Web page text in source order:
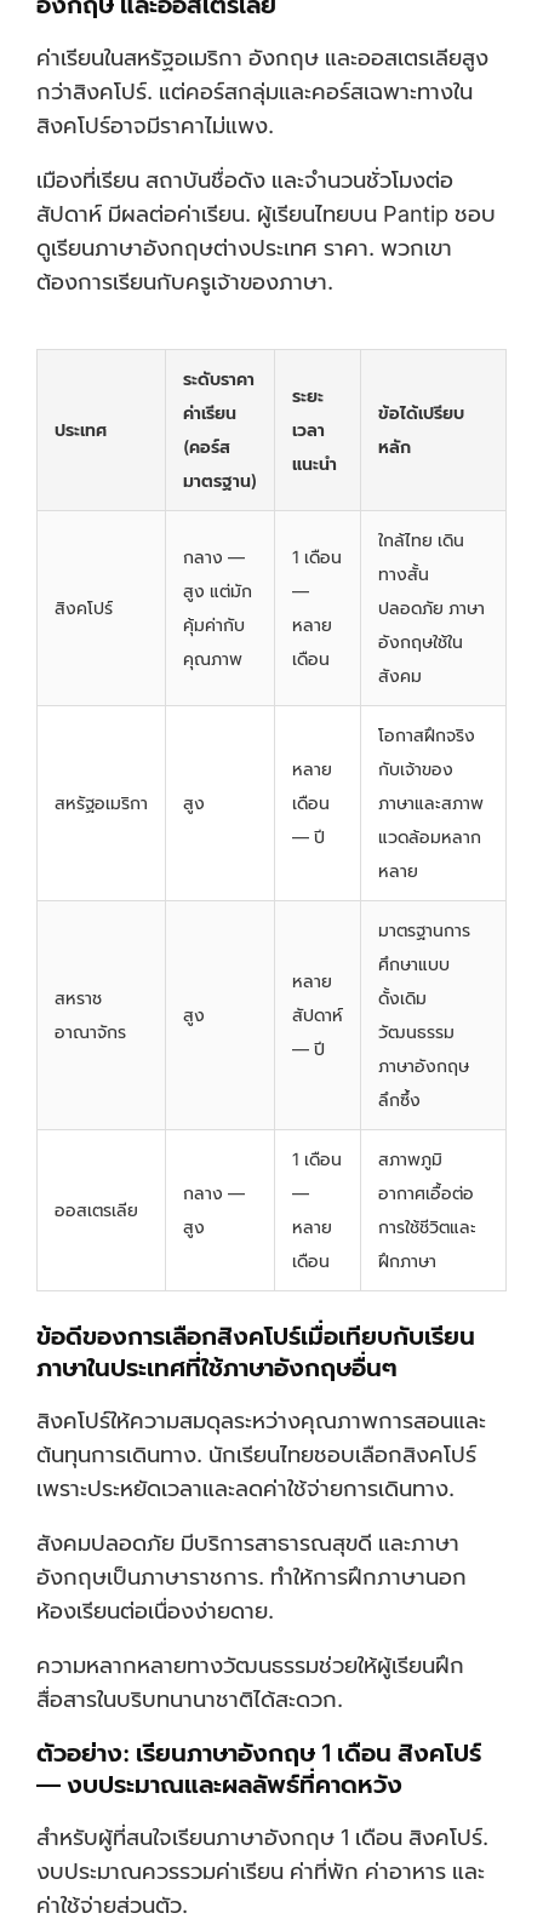
ค่าเรียนในสหรัฐอเมริกา อังกฤษ และออสเตรเลียสูง
กว่าสิงคโปร์. แต่คอร์สกลุ่มและคอร์สเฉพาะทางใน
สิงคโปร์อาจมีราคาไม่แพง.
เมืองที่เรียน สถาบันชื่อดัง และจำนวนชั่วโมงต่อ
สัปดาห์ มีผลต่อค่าเรียน. ผู้เรียนไทยบน Pantip ชอบ
ดูเรียนภาษาอังกฤษต่างประเทศ ราคา. พวกเขา
ต้องการเรียนกับครูเจ้าของภาษา.
ประเทศ
ระดับราคา
ค่าเรียน
(คอร์ส
มาตรฐาน)
ระยะ
เวลา
แนะนำ
ข้อได้เปรียบ
หลัก
สิงคโปร์
กลาง —
สูง แต่มัก
คุ้มค่ากับ
คุณภาพ
1 เดือน
—
หลาย
เดือน
ใกล้ไทย เดิน
ทางสั้น
ปลอดภัย ภาษา
อังกฤษใช้ใน
สังคม
สหรัฐอเมริกา สูง
หลาย
เดือน
— ปี
โอกาสฝึกจริง
กับเจ้าของ
ภาษาและสภาพ
แวดล้อมหลาก
หลาย
สหราช
อาณาจักร
สูง
หลาย
สัปดาห์
— ปี
มาตรฐานการ
ศึกษาแบบ
ดั้งเดิม
วัฒนธรรม
ภาษาอังกฤษ
ลึกซึ้ง
ออสเตรเลีย
กลาง —
สูง
1 เดือน
—
หลาย
เดือน
สภาพภูมิ
อากาศเอื้อต่อ
การใช้ชีวิตและ
ฝึกภาษา
ข้อดีของการเลือกสิงคโปร์เมื่อเทียบกับเรียน
ภาษาในประเทศที่ใช้ภาษาอังกฤษอื่นๆ
สิงคโปร์ให้ความสมดุลระหว่างคุณภาพการสอนและ
ต้นทุนการเดินทาง. นักเรียนไทยชอบเลือกสิงคโปร์
เพราะประหยัดเวลาและลดค่าใช้จ่ายการเดินทาง.
สังคมปลอดภัย มีบริการสาธารณสุขดี และภาษา
อังกฤษเป็นภาษาราชการ. ทำให้การฝึกภาษานอก
ห้องเรียนต่อเนื่องง่ายดาย.
ความหลากหลายทางวัฒนธรรมช่วยให้ผู้เรียนฝึก
สื่อสารในบริบทนานาชาติได้สะดวก.
ตัวอย่าง: เรียนภาษาอังกฤษ 1 เดือน สิงคโปร์
— งบประมาณและผลลัพธ์ที่คาดหวัง
สำหรับผู้ที่สนใจเรียนภาษาอังกฤษ 1 เดือน สิงคโปร์.
งบประมาณควรรวมค่าเรียน ค่าที่พัก ค่าอาหาร และ
ค่าใช้จ่ายส่วนตัว.